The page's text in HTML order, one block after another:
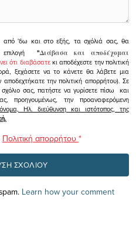
από 'δω και στο εξής, τα σχόλιά σας, θα
"Διάβασα και αποδέχομαι
ότι διαβάσατεκι αποδέχεστε την πολιτική
ξεχάσετε να το κάνετε θα λάβετε μια
την πολιτική απορρήτου). Σε
σας, πατήστε να γυρίσετε πίσω και
προηγουμένως, την προαναφερόμενη
Ηλ. διεύθυνση και ιστότοπος, της
Πολιτική απορρήτου *
Learn how your comment